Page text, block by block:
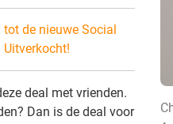
tot de nieuwe Social
Uitverkocht!
deal met vrienden.
Dan is de deal voor